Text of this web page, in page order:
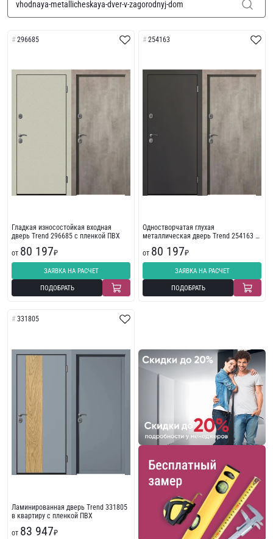
296685
Гладкая износостойкая входная
дверь Trend 296685 с пленкой ПВХ
от 80 197₽
ЗАЯВКА НА РАСЧЕТ
ПОДОБРАТЬ
254163
Одностворчатая глухая
металлическая дверь Trend 254163 с
от 80 197₽
ЗАЯВКА НА РАСЧЕТ
ПОДОБРАТЬ
331805
Ламинированная дверь Trend 331805
в квартиру с пленкой ПВХ
от 83 947₽